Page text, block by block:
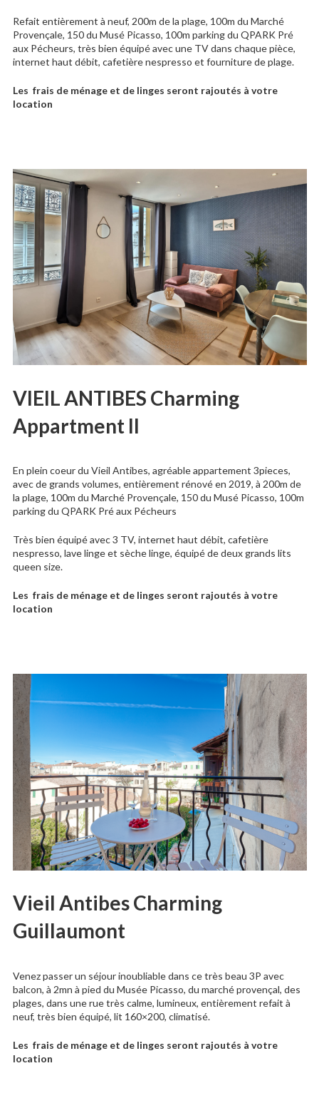
Refait entièrement à neuf, 200m de la plage, 100m du Marché
Provençale, 150 du Musé Picasso, 100m parking du QPARK Pré
aux Pécheurs, très bien équipé avec une TV dans chaque pièce,
internet haut débit, cafetière nespresso et fourniture de plage.
Les frais de ménage et de linges seront rajoutés à votre
location
VIEIL ANTIBES Charming
Appartment II
En plein coeur du Vieil Antibes, agréable appartement 3pieces,
avec de grands volumes, entièrement rénové en 2019, à 200m de
la plage, 100m du Marché Provençale, 150 du Musé Picasso, 100m
parking du QPARK Pré aux Pécheurs
Très bien équipé avec 3 TV, internet haut débit, cafetière
nespresso, lave linge et sèche linge, équipé de deux grands lits
queen size.
Les frais de ménage et de linges seront rajoutés à votre
location
Vieil Antibes Charming
Guillaumont
Venez passer un séjour inoubliable dans ce très beau 3P avec
balcon, à 2mn à pied du Musée Picasso, du marché provençal, des
plages, dans une rue très calme, lumineux, entièrement refait à
neuf, très bien équipé, lit 160×200, climatisé.
Les frais de ménage et de linges seront rajoutés à votre
location